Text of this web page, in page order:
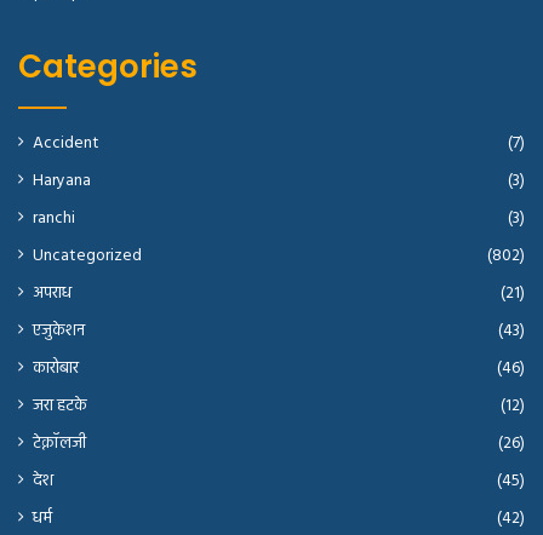
Categories
Accident
(7)
Haryana
(3)
ranchi
(3)
Uncategorized
(802)
अपराध
(21)
एजुकेशन
(43)
कारोबार
(46)
जरा हटके
(12)
टेक्नॉलजी
(26)
देश
(45)
धर्म
(42)